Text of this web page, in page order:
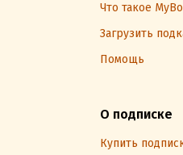
Что такое
Загрузить
Помощь
О подписке
Купить